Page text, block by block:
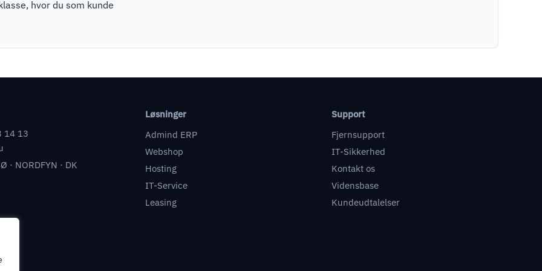
hvor du som kunde
14 13
· NORDFYN · DK
Løsninger
Admind ERP
Webshop
Hosting
IT-Service
Leasing
Support
Fjernsupport
IT-Sikkerhed
Kontakt os
Vidensbase
Kundeudtalelser